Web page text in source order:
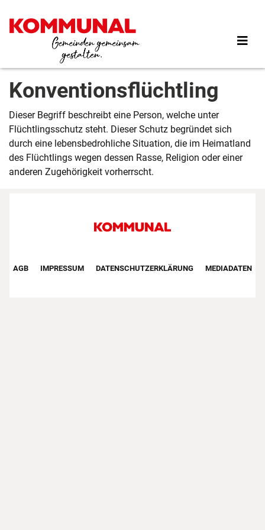
Inhalt
Konventionsflüchtling
Dieser Begriff beschreibt eine Person, welche unter
Flüchtlingsschutz steht. Dieser Schutz begründet sich
durch eine lebensbedrohliche Situation, die im Heimatland
des Flüchtlings wegen dessen Rasse, Religion oder einer
anderen Zugehörigkeit vorherrscht.
Footer First Navigation
AGB IMPRESSUM DATENSCHUTZERKLÄRUNG MEDIADATEN